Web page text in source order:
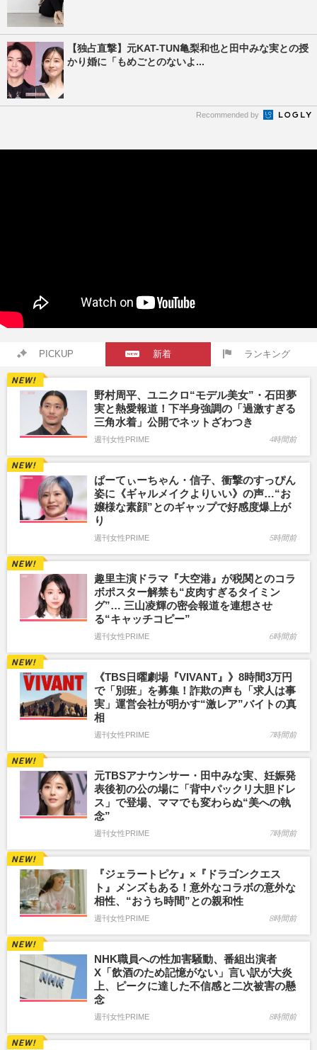
【独占直撃】元KAT-TUN亀梨和也と田中みな実との授
かり婚に「もめごとのないよ...
Recommended by
PICKUP 新着 ランキング
野村周平、ユニクロ“モデル美女”・石田夢
実と熱愛報道！下半身強調の「過激すぎる
三角水着」公開でネットざわつき
週刊女性PRIME 4時間前
ぱーてぃーちゃん・信子、衝撃のすっぴん
姿に《ギャルメイクよりいい》の声…“お
嬢様な素顔”とのギャップで好感度爆上が
り
週刊女性PRIME 5時間前
趣里主演ドラマ『大空港』が税関とのコラ
ボポスター解禁も“皮肉すぎるタイミン
グ”… 三山凌輝の密会報道を連想させ
る“キャッチコピー”
週刊女性PRIME 6時間前
《TBS日曜劇場『VIVANT』》8時間3万円
で「別班」を募集！詐欺の声も「求人は事
実」運営会社が明かす“激レア”バイトの真
相
週刊女性PRIME 7時間前
元TBSアナウンサー・田中みな実、妊娠発
表後初の公の場に「背中パックリ大胆ドレ
ス」で登場、ママでも変わらぬ“美への執
念”
週刊女性PRIME 7時間前
『ジェラートピケ』×『ドラゴンクエス
ト』メンズもある！意外なコラボの意外な
相性、“おうち時間”との親和性
週刊女性PRIME 8時間前
NHK職員への性加害騒動、番組出演者
X「飲酒のため記憶がない」言い訳が大炎
上、ピークに達した不信感と二次被害の懸
念
週刊女性PRIME 8時間前